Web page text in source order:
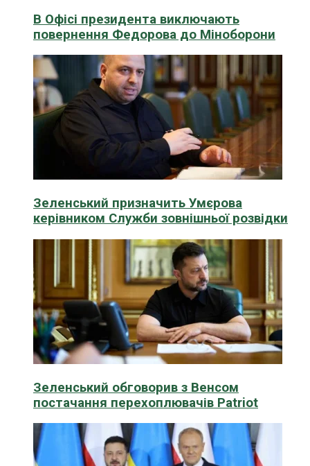
В Офісі президента виключають
повернення Федорова до Міноборони
Зеленський призначить Умєрова
керівником Служби зовнішньої розвідки
Зеленський обговорив з Венсом
постачання перехоплювачів Patriot